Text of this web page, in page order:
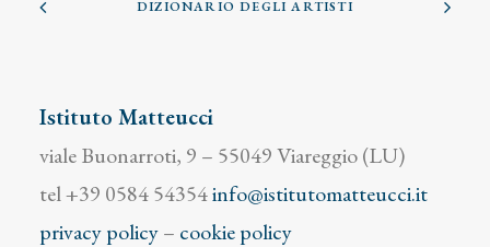
DIZIONARIO DEGLI ARTISTI
Istituto Matteucci
viale Buonarroti, 9 – 55049 Viareggio (LU)
tel +39 0584 54354info@istitutomatteucci.it
privacy policy– cookie policy